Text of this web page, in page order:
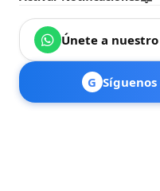
Únete a
G